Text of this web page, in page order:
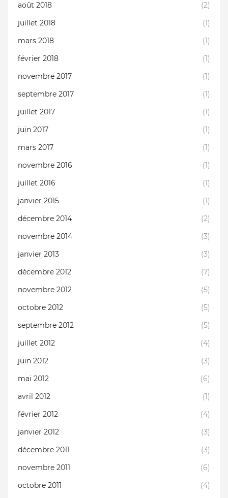
août 2018
(2)
juillet 2018
(1)
mars 2018
(1)
février 2018
(1)
novembre 2017
(1)
septembre 2017
(1)
juillet 2017
(1)
juin 2017
(1)
mars 2017
(1)
novembre 2016
(1)
juillet 2016
(1)
janvier 2015
(1)
décembre 2014
(2)
novembre 2014
(3)
janvier 2013
(3)
décembre 2012
(7)
novembre 2012
(5)
octobre 2012
(5)
septembre 2012
(5)
juillet 2012
(4)
juin 2012
(3)
mai 2012
(6)
avril 2012
(1)
février 2012
(4)
janvier 2012
(3)
décembre 2011
(3)
novembre 2011
(6)
octobre 2011
(4)